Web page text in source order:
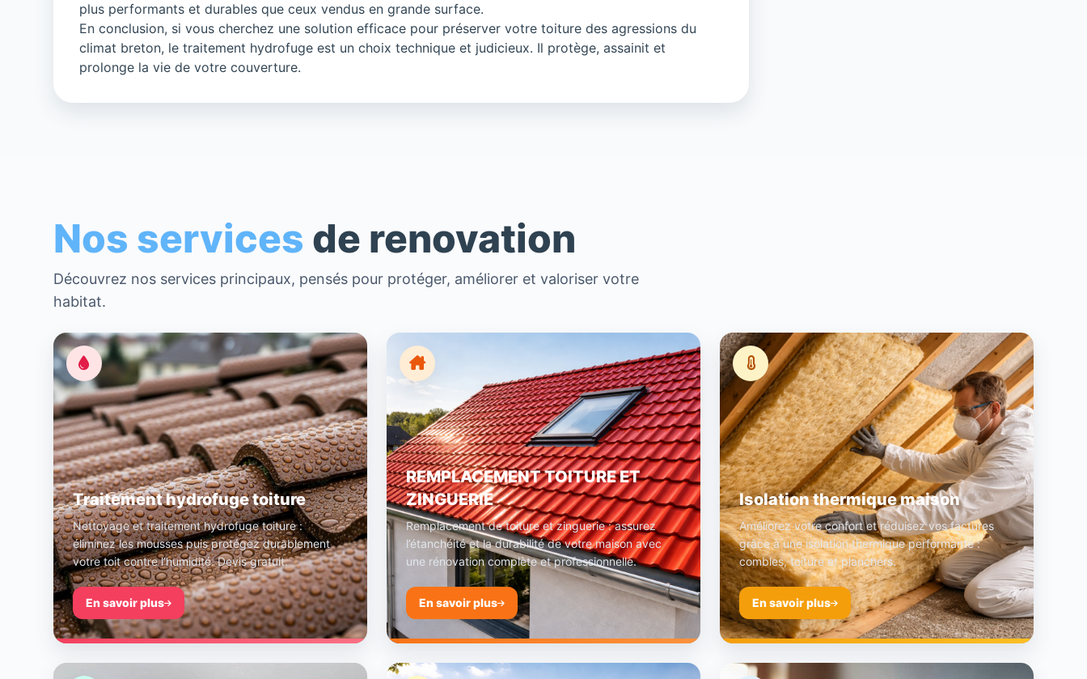
plus performants et durables que ceux vendus en grande surface.
En conclusion, si vous cherchez une solution efficace pour préserver votre toiture des agressions du
climat breton, le traitement hydrofuge est un choix technique et judicieux. Il protège, assainit et
prolonge la vie de votre couverture.
Nos services de renovation
Découvrez nos services principaux, pensés pour protéger, améliorer et valoriser votre
habitat.
Traitement hydrofuge toiture
Nettoyage et traitement hydrofuge toiture :
éliminez les mousses puis protégez durablement
votre toit contre l’humidité. Devis gratuit.
En savoir plus
REMPLACEMENT TOITURE ET
ZINGUERIE
Remplacement de toiture et zinguerie : assurez
l’étanchéité et la durabilité de votre maison avec
une rénovation complète et professionnelle.
En savoir plus
Isolation thermique maison
Améliorez votre confort et réduisez vos factures
grâce à une isolation thermique performante :
combles, toiture et planchers.
En savoir plus